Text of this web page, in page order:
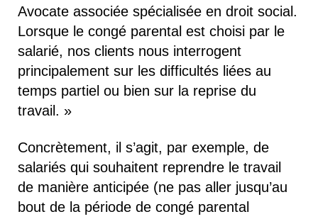
Avocate associée spécialisée en droit social.
Lorsque le congé parental est choisi par le
salarié, nos clients nous interrogent
principalement sur les difficultés liées au
temps partiel ou bien sur la reprise du
travail. »
Concrètement, il s’agit, par exemple, de
salariés qui souhaitent reprendre le travail
de manière anticipée (ne pas aller jusqu’au
bout de la période de congé parental